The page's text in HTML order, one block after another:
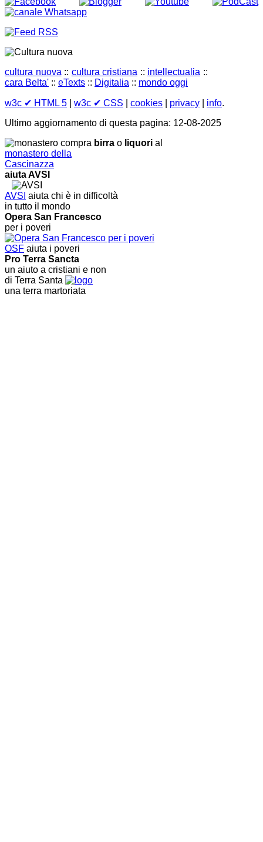
cultura nuova :: cultura cristiana :: intellectualia ::
cara Belta' :: eTexts :: Digitalia :: mondo oggi
w3c ✔ HTML 5 w3c ✔ CSS cookies privacy info.
Ultimo aggiornamento di questa pagina: 12-08-2025
compra birra o liquori al
monastero della
Cascinazza
aiuta AVSI
AVSI aiuta chi è in difficoltà
in tutto il mondo
Opera San Francesco
per i poveri
OSF aiuta i poveri
Pro Terra Sancta
un aiuto a cristiani e non
di Terra Santa
una terra martoriata